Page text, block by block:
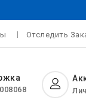
Отследить